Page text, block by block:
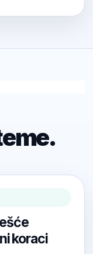
koraci